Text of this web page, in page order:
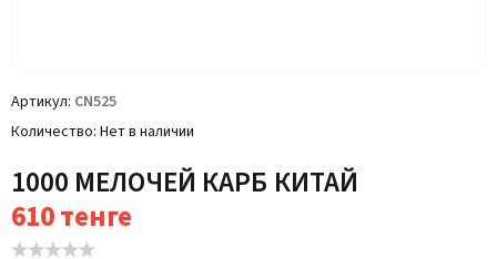
Артикул CN525
Количество Нет в наличии
1000 МЕЛОЧЕЙ КАРБ КИТАЙ
610тенге